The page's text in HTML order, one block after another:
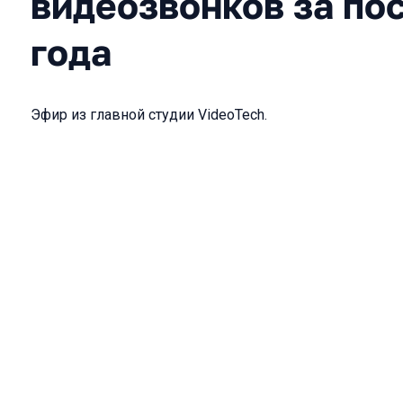
года
Эфир из главной студии VideoTech.